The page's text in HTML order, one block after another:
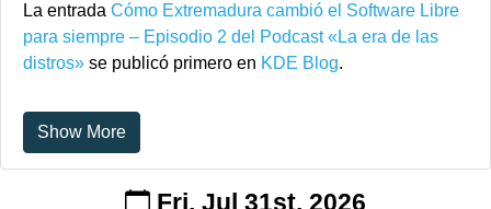
La entrada Cómo Extremadura cambió el Software Libre
para siempre – Episodio 2 del Podcast «La era de las
distros» se publicó primero en KDE Blog.
Show More
Fri, Jul 31st, 2026